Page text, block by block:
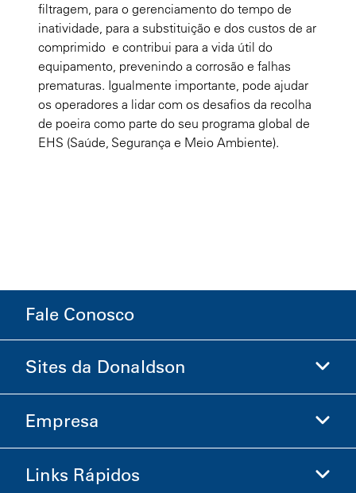
filtragem, para o gerenciamento do tempo de
inatividade, para a substituição e dos custos de ar
comprimido e contribui para a vida útil do
equipamento, prevenindo a corrosão e falhas
prematuras. Igualmente importante, pode ajudar
os operadores a lidar com os desafios da recolha
de poeira como parte do seu programa global de
EHS (Saúde, Segurança e Meio Ambiente).
Fale Conosco
Sites da Donaldson
Donaldson Life Sciences
Empresa
Informações sobre a Empresa
Links Rápidos